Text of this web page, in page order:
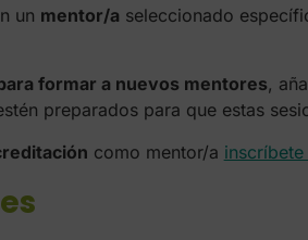
un mentor/a seleccionado
formar a nuevos mentores,
preparados para que estas
como mentor/a inscríbete